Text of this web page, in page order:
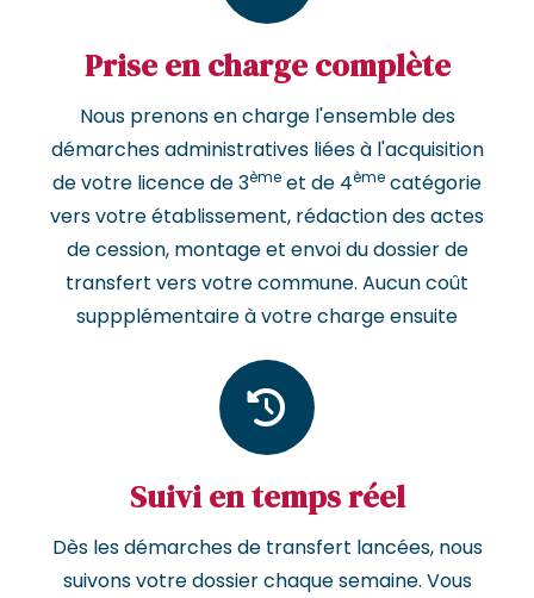
Prise en charge complète
Nous prenons en charge l'ensemble des
démarches administratives liées à l'acquisition
de votre licence de 3ème et de 4ème catégorie
vers votre établissement, rédaction des actes
de cession, montage et envoi du dossier de
transfert vers votre commune. Aucun coût
suppplémentaire à votre charge ensuite
Suivi en temps réel
Dès les démarches de transfert lancées, nous
suivons votre dossier chaque semaine. Vous